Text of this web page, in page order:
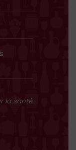
la santé.